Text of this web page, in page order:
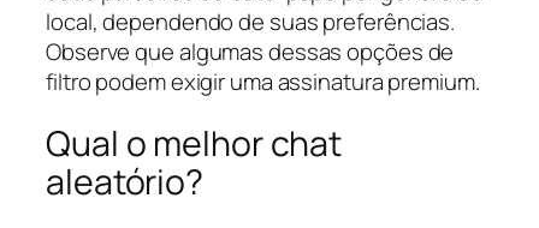
local, dependendo de suas preferências.
Observe que algumas dessas opções de
filtro podem exigir uma assinatura premium.
Qual o melhor chat
aleatório?